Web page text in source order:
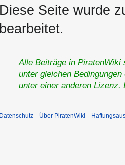
Diese Seite wurde
bearbeitet.
Alle Beiträge in PiratenWiki
unter gleichen
unter einer anderen
Datenschutz Über PiratenWiki